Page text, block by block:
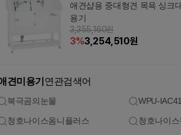
애견샵용 중대형견 목욕 싱크
용기
3,355,160원
3%3,254,510원
견미용기 연관검색어
북극곰의눈물 WPU-
청호나이스옴니플러스 청호나이